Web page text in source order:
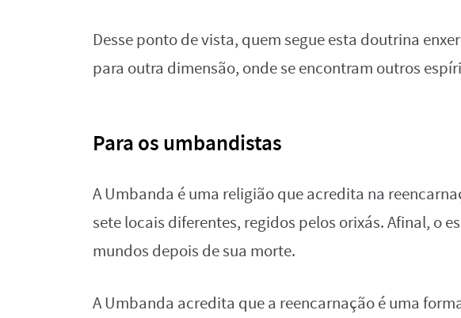
Desse ponto de vista, quem segue esta doutrina
para outra dimensão, onde se encontram outros
Para os umbandistas
A Umbanda é uma religião que acredita na
sete locais diferentes, regidos pelos orixás. Afinal, o
mundos depois de sua morte.
A Umbanda acredita que a reencarnação é uma